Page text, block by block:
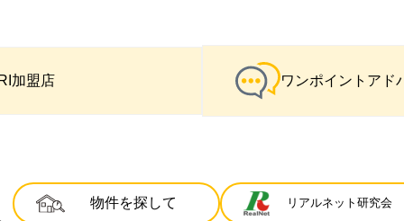
加盟店 ワンポイントアド
物件を探して リアルネット研究会